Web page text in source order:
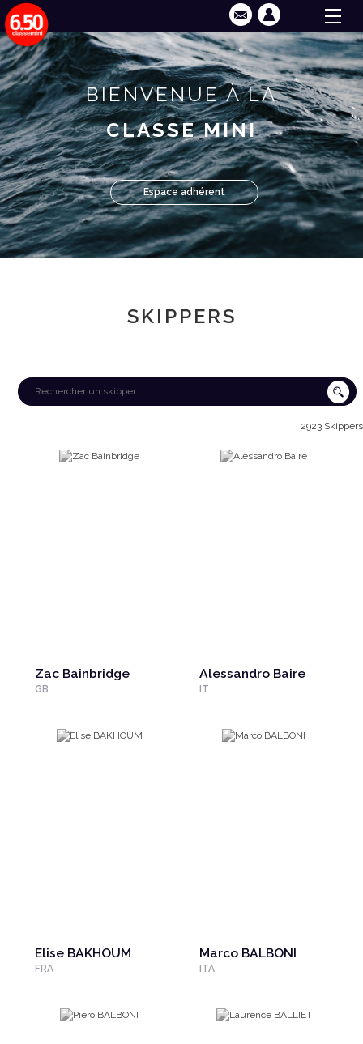
BIENVENUE À LA
CLASSE MINI
Espace adhérent
SKIPPERS
2923 Skippers
Zac Bainbridge
GB
Alessandro Baire
IT
Elise BAKHOUM
FRA
Marco BALBONI
ITA